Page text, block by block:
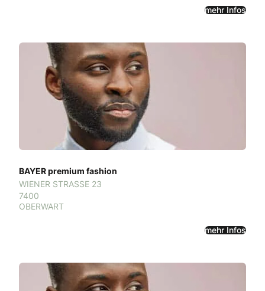
mehr Infos
BAYER premium fashion
WIENER STRASSE 23
7400
OBERWART
mehr Infos